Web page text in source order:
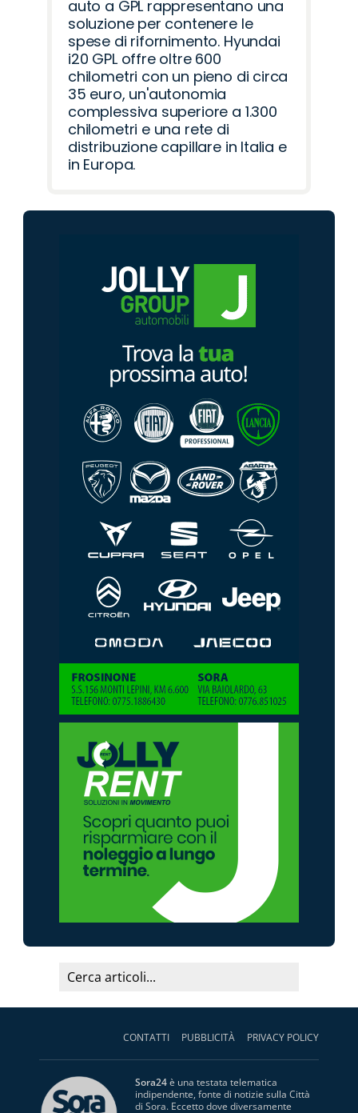
auto a GPL rappresentano una
soluzione per contenere le
spese di rifornimento. Hyundai
i20 GPL offre oltre 600
chilometri con un pieno di circa
35 euro, un'autonomia
complessiva superiore a 1.300
chilometri e una rete di
distribuzione capillare in Italia e
in Europa.
CONTATTI PUBBLICITÀ PRIVACY POLICY
Sora24è una testata telematica
indipendente, fonte di notizie sulla Città
di Sora. Eccetto dove diversamente